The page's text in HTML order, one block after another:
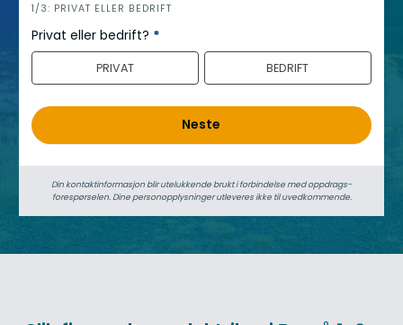
h
e
r
1/3: PRIVAT ELLER BEDRIFT
Privat eller bedrift? *
PRIVAT BEDRIFT
Neste
Din kontaktinformasjon blir utelukkende brukt i forbindelse med oppdrags­
forespørselen. Dine person­­opplysninger utleveres ikke til uvedkommende.